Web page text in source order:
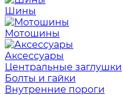
Шины
Мотошины
Аксессуары
Центральные заглушки
Болты и гайки
Внутренние пороги